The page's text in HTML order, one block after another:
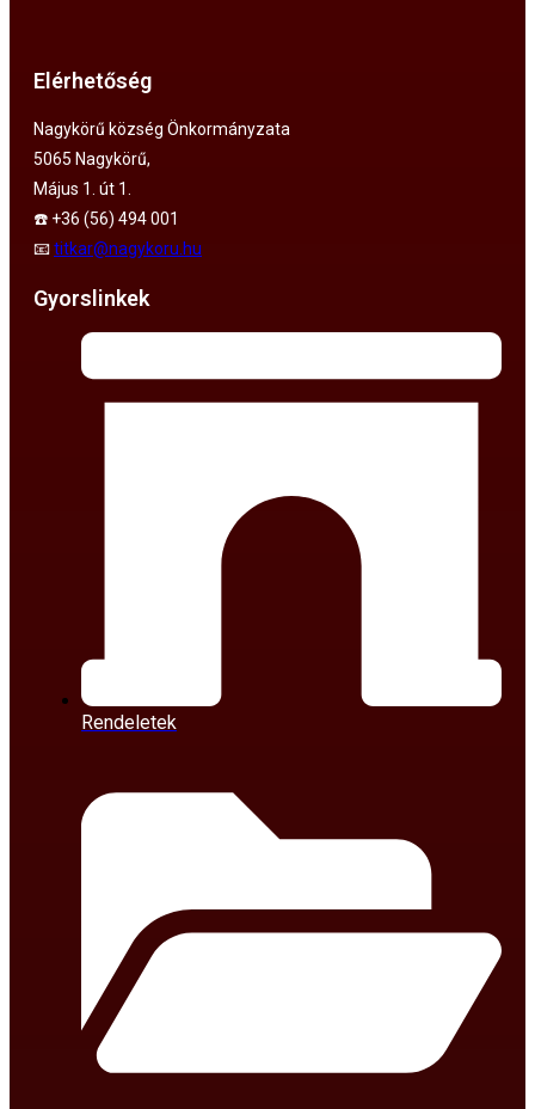
Elérhetőség
Nagykörű község Önkormányzata
5065 Nagykörű,
Május 1. út 1.
☎️ +36 (56) 494 001
📧titkar@nagykoru.hu
Gyorslinkek
Rendeletek